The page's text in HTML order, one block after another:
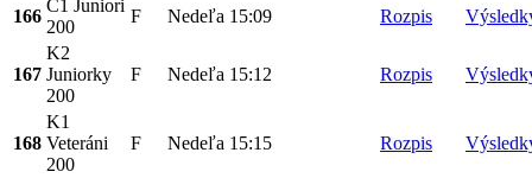
166
C1 Juniori
200
F Nedeľa 15:09 Rozpis
167
K2
Juniorky
200
F Nedeľa 15:12 Rozpis
168
K1
Veteráni
200
F Nedeľa 15:15 Rozpis